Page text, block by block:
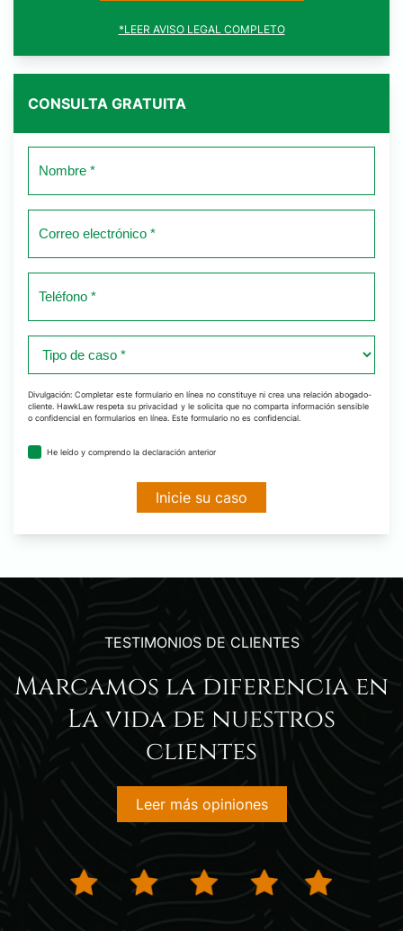
*LEER AVISO LEGAL COMPLETO
CONSULTA GRATUITA
electrónico
caso
*
Divulgación: Completar este formulario en línea no constituye ni crea una relación abogado-
cliente. HawkLaw respeta su privacidad y le solicita que no comparta información sensible
o confidencial en formularios en línea. Este formulario no es confidencial.
acuerdo
He leído y comprendo la declaración anterior
TESTIMONIOS DE CLIENTES
Marcamos la diferencia en
La vida de nuestros
clientes
Leer más opiniones